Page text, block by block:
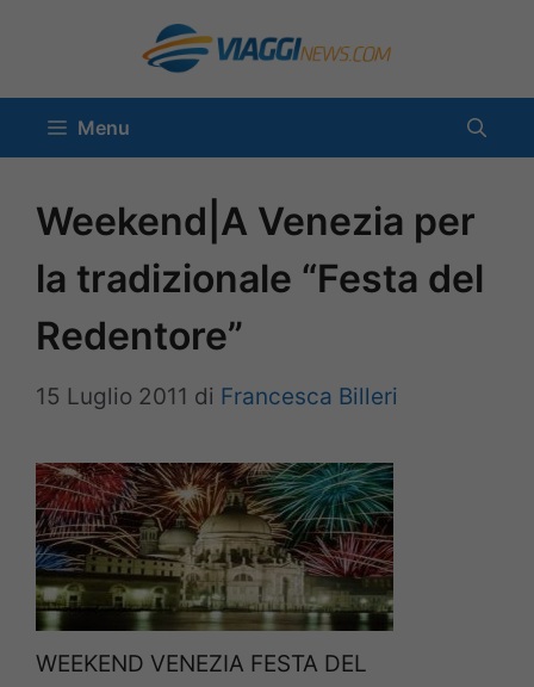
contenuto
Menu
Weekend|A Venezia per
la tradizionale “Festa del
Redentore”
15 Luglio 2011 di Francesca Billeri
WEEKEND VENEZIA FESTA DEL